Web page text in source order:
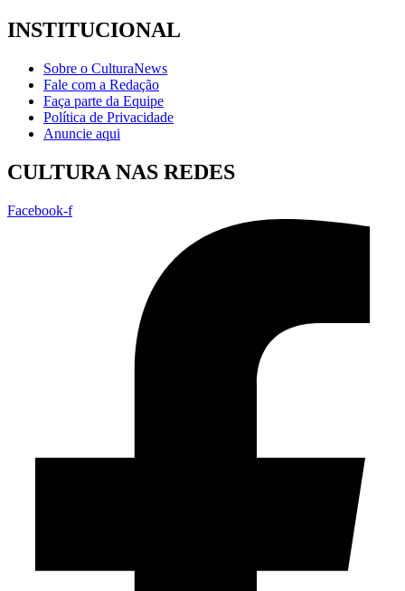
INSTITUCIONAL
Sobre o CulturaNews
Fale com a Redação
Faça parte da Equipe
Política de Privacidade
Anuncie aqui
CULTURA NAS REDES
Facebook-f